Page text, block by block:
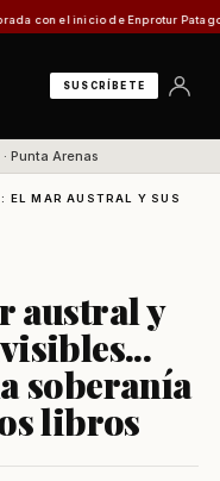
Enprotur Patagonia 2026
SUSCRÍBETE
Punta Arenas
EL MAR AUSTRAL Y SUS
austral y
soberanía
libros